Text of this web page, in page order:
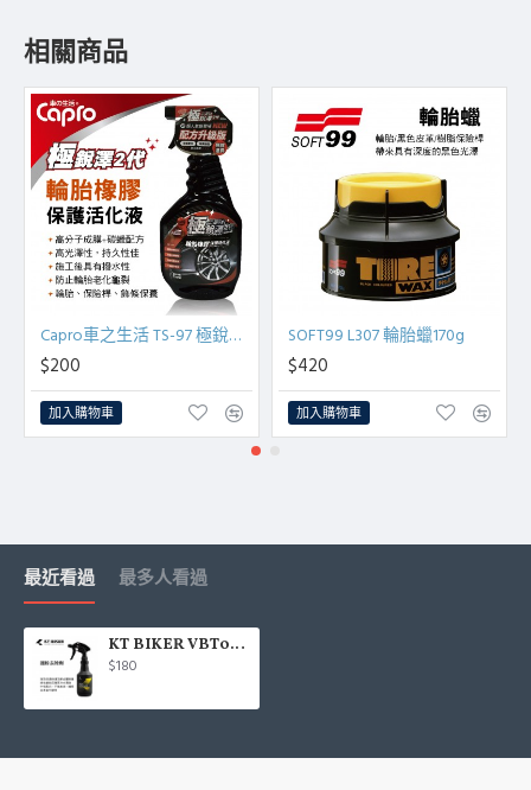
相關商品
Capro車之生活 TS-97 極銳澤2代 輪胎橡膠保護活化液750ml
$200
加入購物車
SOFT99 L307 輪胎蠟170g
$420
加入購物車
最近看過 最多人看過
KT BIKER VBT005 鐵粉去除劑500ml(全車適用)
$180